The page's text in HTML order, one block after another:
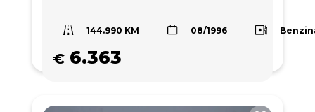
144.990 KM 08/1996
€ 6.363